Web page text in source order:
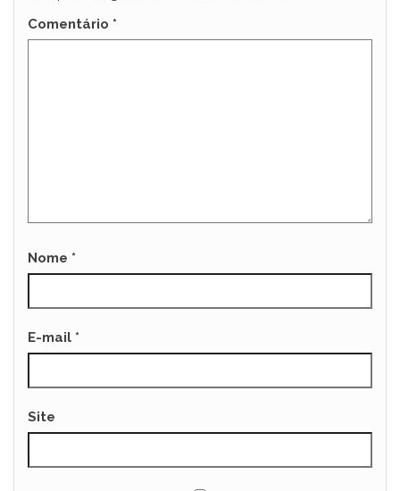
Comentário *
Nome *
E-mail *
Site